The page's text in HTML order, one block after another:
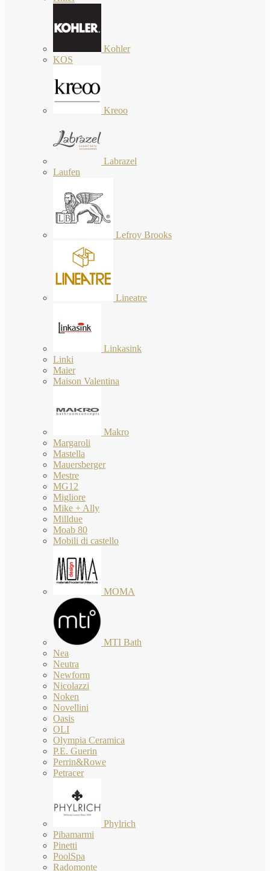
Kohler
KOS
Kreoo
Labrazel
Laufen
Lefroy Brooks
Lineatre
Linkasink
Linki
Maier
Maison Valentina
Makro
Margaroli
Mastella
Mauersberger
Mestre
MG12
Migliore
Mike + Ally
Milldue
Moab 80
Mobili di castello
MOMA
MTI Bath
Nea
Neutra
Newform
Nicolazzi
Noken
Novellini
Oasis
OLI
Olympia Ceramica
P.E. Guerin
Perrin&Rowe
Petracer
Phylrich
Pibamarmi
Pinetti
PoolSpa
Radomonte